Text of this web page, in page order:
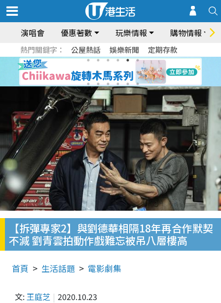
演唱會 優惠著數 玩樂情報 購物情報
熱門關鍵字： 公屋熱話 娛樂新聞 定期存款
【拆彈專家2】與劉德華相隔18年再合作默契
不減 劉青雲拍動作戲難忘被吊八層樓高
首頁 生活話題 電影劇集
文: 王庭芝 2020.10.23